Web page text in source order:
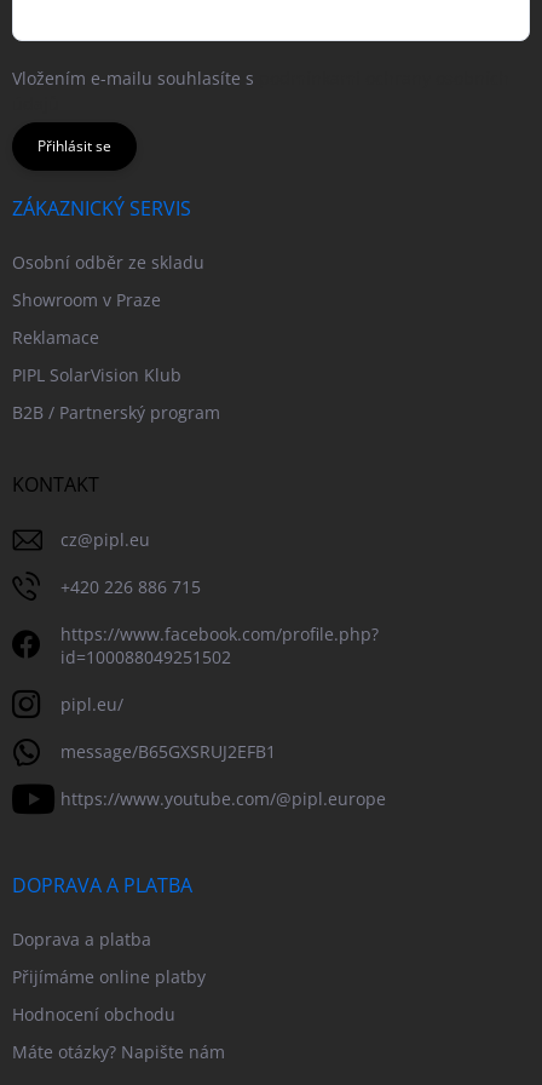
Vložením e-mailu souhlasíte s
Přihlásit se
ZÁKAZNICKÝ SERVIS
Osobní odběr ze skladu
Showroom v Praze
Reklamace
PIPL SolarVision Klub
B2B / Partnerský program
KONTAKT
cz@pipl.eu
+420 226 886 715
https://www.facebook.com/profile.php?
id=100088049251502
pipl.eu/
message/B65GXSRUJ2EFB1
https://www.youtube.com/@pipl.europe
DOPRAVA A PLATBA
Doprava a platba
Přijímáme online platby
Hodnocení obchodu
Máte otázky? Napište nám